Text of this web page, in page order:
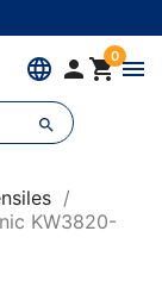
language  0menu

KW3820-